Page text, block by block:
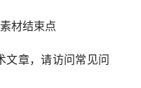
材结束点
文章，请访问常见问